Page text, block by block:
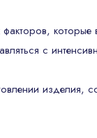
с
изделия,